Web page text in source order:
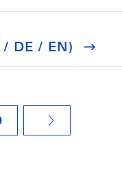
DE / EN)